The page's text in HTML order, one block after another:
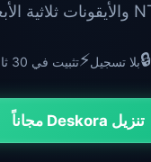
🔒بلا تسجيل⚡تثبيت في 30 ثانية
تنزيل Deskora مجاناً